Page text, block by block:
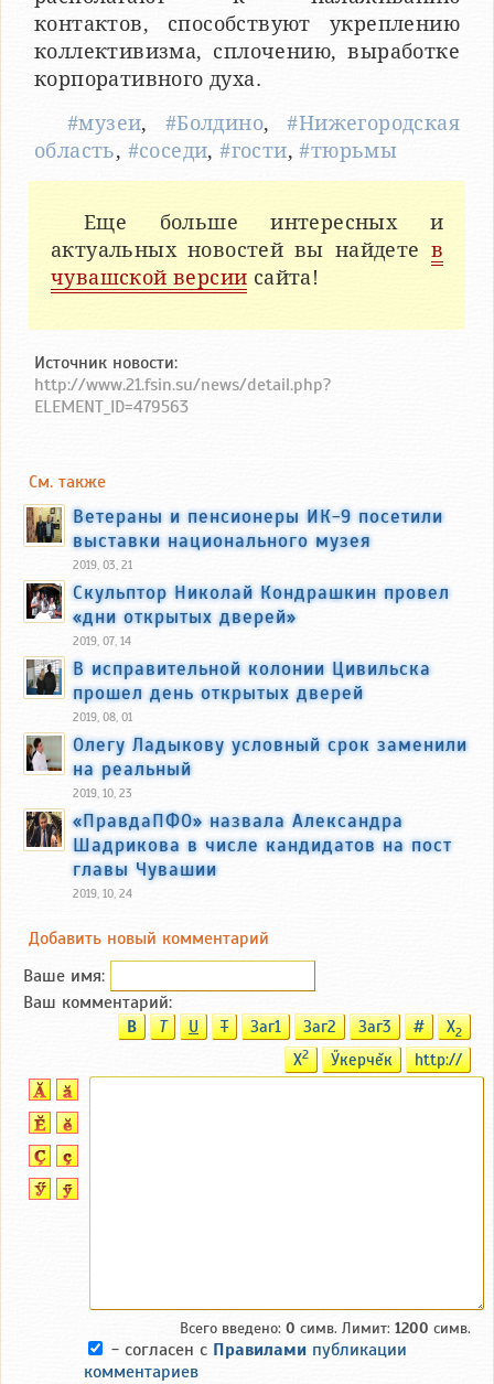
контактов, способствуют укреплению
коллективизма, сплочению, выработке
корпоративного духа.
#музеи, #Болдино,#Нижегородская
область, #соседи,#гости,#тюрьмы
Еще больше интересных и
актуальных новостей вы найдете в
чувашской версии сайта!
Источник новости:
http://www.21.fsin.su/news/detail.php?
ELEMENT_ID=479563
См. также
Ветераны и пенсионеры ИК-9 посетили
выставки национального музея
2019, 03, 21
Скульптор Николай Кондрашкин провел
«дни открытых дверей»
2019, 07, 14
В исправительной колонии Цивильска
прошел день открытых дверей
2019, 08, 01
Олегу Ладыкову условный срок заменили
на реальный
2019, 10, 23
«ПравдаПФО» назвала Александра
Шадрикова в числе кандидатов на пост
главы Чувашии
2019, 10, 24
Добавить новый комментарий
Ваше имя:
Ваш комментарий:
B T U T Заг1 Заг2 Заг3 # X2
X2 Ӳкерчĕк http://
Всего введено: 0 симв. Лимит: 1200 симв.
- согласен с Правилами публикации
комментариев